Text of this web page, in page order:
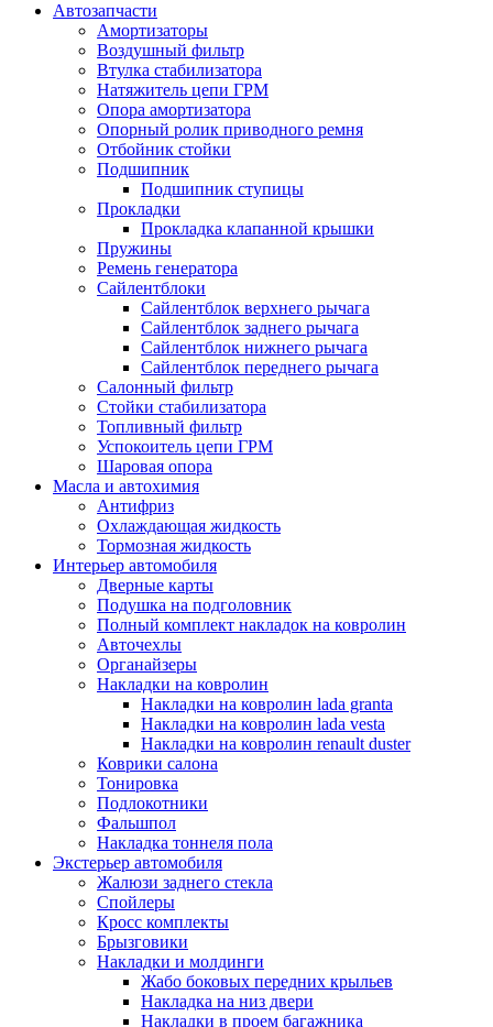
Автозапчасти
Амортизаторы
Воздушный фильтр
Втулка стабилизатора
Натяжитель цепи ГРМ
Опора амортизатора
Опорный ролик приводного ремня
Отбойник стойки
Подшипник
Подшипник ступицы
Прокладки
Прокладка клапанной крышки
Пружины
Ремень генератора
Сайлентблоки
Сайлентблок верхнего рычага
Сайлентблок заднего рычага
Сайлентблок нижнего рычага
Сайлентблок переднего рычага
Салонный фильтр
Стойки стабилизатора
Топливный фильтр
Успокоитель цепи ГРМ
Шаровая опора
Масла и автохимия
Антифриз
Охлаждающая жидкость
Тормозная жидкость
Интерьер автомобиля
Дверные карты
Подушка на подголовник
Полный комплект накладок на ковролин
Авточехлы
Органайзеры
Накладки на ковролин
Накладки на ковролин lada granta
Накладки на ковролин lada vesta
Накладки на ковролин renault duster
Коврики салона
Тонировка
Подлокотники
Фальшпол
Накладка тоннеля пола
Экстерьер автомобиля
Жалюзи заднего стекла
Спойлеры
Кросс комплекты
Брызговики
Накладки и молдинги
Жабо боковых передних крыльев
Накладка на низ двери
Накладки в проем багажника